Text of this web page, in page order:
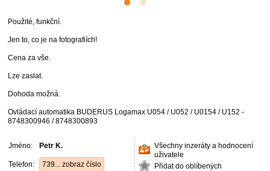
Použité, funkční.
Jen to, co je na fotografiích!
Cena za vše.
Lze zaslat.
Dohoda možná.
Ovládací automatika BUDERUS Logamax U054 / U052 / U0154 / U152 -
8748300946 / 8748300893
Jméno: Petr K.
Telefon: 739... zobraz číslo
Všechny inzeráty a hodnocení
uživatele
Přidat do oblíbených